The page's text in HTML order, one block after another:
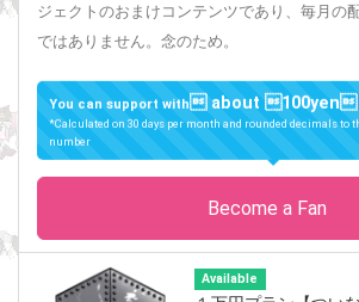
ジェクトのおまけコンテンツであり、毎月の
ではありません。念のため。
You can support with about 100yen
*Calculated on 30 days per month and rounded decimals to
number
Become a Fan
Available